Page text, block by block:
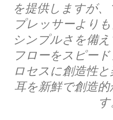
を提供しますが
プレッサーよりも
シンプルさを備
フローをスピー
ロセスに創造性と
耳を新鮮で創造
す